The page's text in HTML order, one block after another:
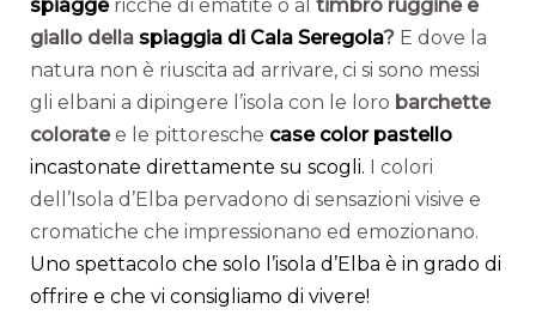
spiaggericche di ematite o altimbro ruggine e
giallo dellaspiaggia di Cala Seregola? E dove la
natura non è riuscita ad arrivare, ci si sono messi
gli elbani a dipingere l’isola con le loro barchette
coloratee le pittoresche case color pastello
incastonate direttamente su scogli. I colori
dell’Isola d’Elba pervadono di sensazioni visive e
cromatiche che impressionano ed emozionano.
Uno spettacolo che solo l’isola d’Elba è in grado di
offrire e che vi consigliamo di vivere!